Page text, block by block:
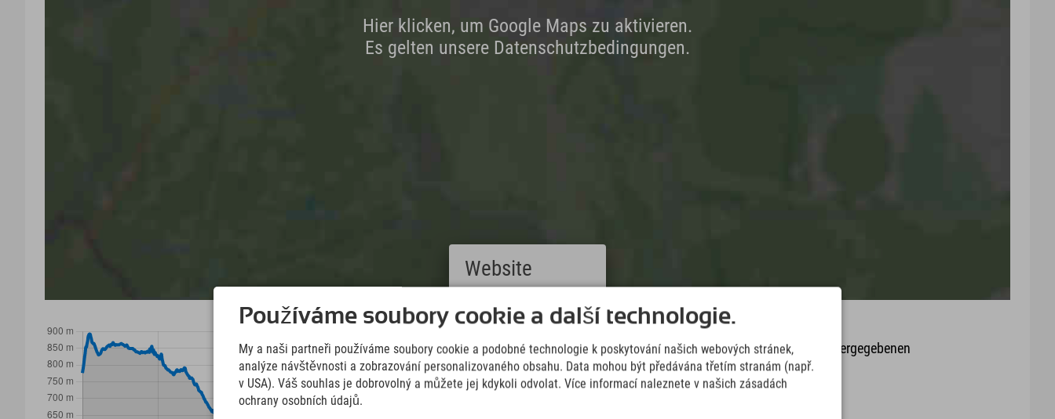
Hier klicken, um Google Maps zu aktivieren.
Es gelten unsere Datenschutzbedingungen.
Wir übernehmen keine Haftung für die Richtigkeit, Vollständigkeit oder Aktualität der wiedergegebenen
Informationen. Wir empfehlen die Mitnahme einer zusätzlichen Karte.
Používáme soubory cookie a další technologie.
My a naši partneři používáme soubory cookie a podobné technologie k poskytování našich webových stránek,
analýze návštěvnosti a zobrazování personalizovaného obsahu. Data mohou být předávána třetím stranám (např.
v USA). Váš souhlas je dobrovolný a můžete jej kdykoli odvolat. Více informací naleznete v našich zásadách
ochrany osobních údajů.
Website
Deutsch
(German)
(English)
Italiano
(Italian)